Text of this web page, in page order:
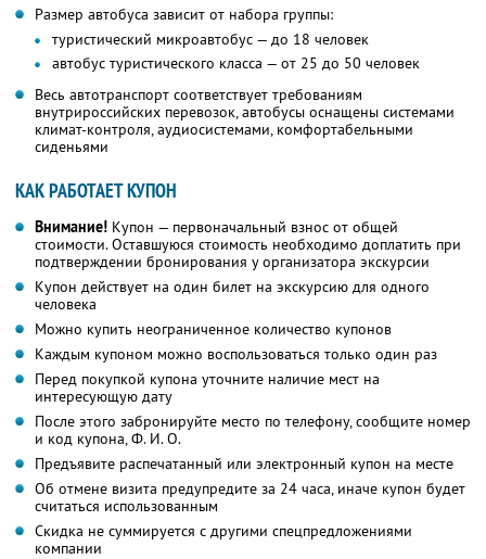
Размер автобуса зависит от набора группы:
туристический микроавтобус — до 18 человек
автобус туристического класса — от 25 до 50 человек
Весь автотранспорт соответствует требованиям
внутрироссийских перевозок, автобусы оснащены системами
климат-контроля, аудиосистемами, комфортабельными
сиденьями
КАК РАБОТАЕТ КУПОН
Внимание! Купон — первоначальный взнос от общей
стоимости. Оставшуюся стоимость необходимо доплатить при
подтверждении бронирования у организатора экскурсии
Купон действует на один билет на экскурсию для одного
человека
Можно купить неограниченное количество купонов
Каждым купоном можно воспользоваться только один раз
Перед покупкой купона уточните наличие мест на
интересующую дату
После этого забронируйте место по телефону, сообщите номер
и код купона, Ф. И. О.
Предъявите распечатанный или электронный купон на месте
Об отмене визита предупредите за 24 часа, иначе купон будет
считаться использованным
Скидка не суммируется с другими спецпредложениями
компании